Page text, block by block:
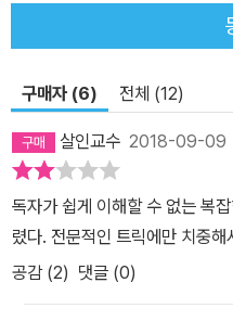
적으로 수정작업이 가장 어려운 작품이었
량이 넘쳐 한 권의 단행본 분량
다. 「콜로서스의 갈고리발톱」은 해상 살인사건을 다루는데, 이 책에
소개된 네 작품 가운데 저자가
스케는 JAMSTEC(해양연구개
취재해 책상 위에서 만들어낸
인했다. 보트에서 밤낚시를 즐
실상태였다. 그에게 과연 어떤 일이 벌어
구매자 (6) 전체 (12)
살인교수 2018-09-09
독자가 쉽게 이해할 수 없는 복
렸다. 전문적인 트릭에만 치중
공감 (2) 댓글 (0)